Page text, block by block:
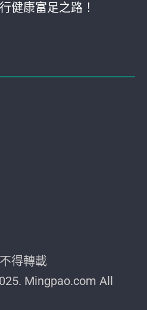
健康富足之路！
得轉載
Mingpao.com All